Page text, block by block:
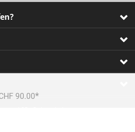
reduziert von
90.00
An